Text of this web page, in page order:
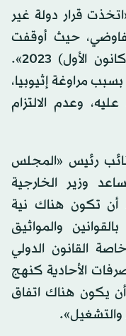
قرار دولة غير
حيث أوقفت
المفاوضات رسمياً منذ ديسمبر (كانون الأول) 2023».
مراوغة إثيوبيا،
وعدم الالتزام
رئيس «المجلس
وزير الخارجية
أن تكون هناك نية
والمواثيق
القانون الدولي
الأحادية كنهج
يكون هناك اتفاق
والتشغيل».